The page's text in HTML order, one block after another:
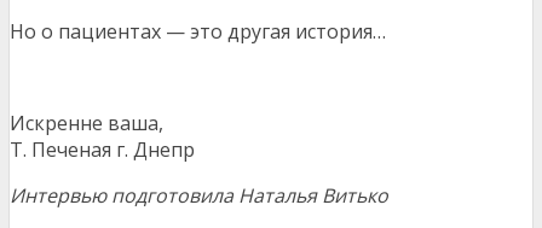
Но о пациентах — это другая история…
Искренне ваша,
Т. Печеная г. Днепр
Интервью подготовила Наталья Витько